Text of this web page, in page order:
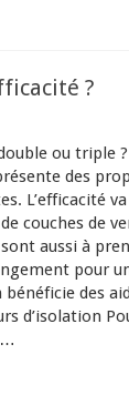
?
ou triple
des
L’efficacité
couches de
aussi à
pour
des
d’isolation
…